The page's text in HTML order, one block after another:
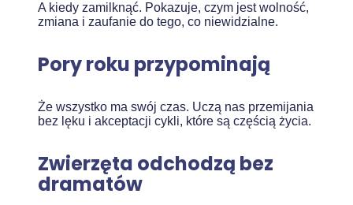
A kiedy zamilknąć. Pokazuje, czym jest wolność,
zmiana i zaufanie do tego, co niewidzialne.
Pory roku przypominają
Że wszystko ma swój czas. Uczą nas przemijania
bez lęku i akceptacji cykli, które są częścią życia.
Zwierzęta odchodzą bez
dramatów